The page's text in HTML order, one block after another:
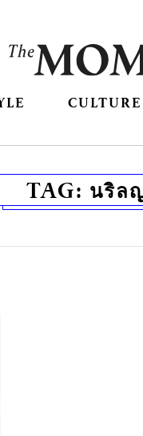
CULTURE
TAG: นริล